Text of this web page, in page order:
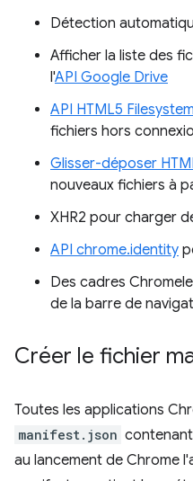
Détection
Afficher la liste des
l'API Google Drive
API HTML5 Filesystem
fichiers hors
Glisser-déposer
nouveaux fichiers à
XHR2 pour charger
API chrome.identity
Des cadres
de la barre de
Créer le fichier
Toutes les applications
manifest.json
au lancement de Chrome